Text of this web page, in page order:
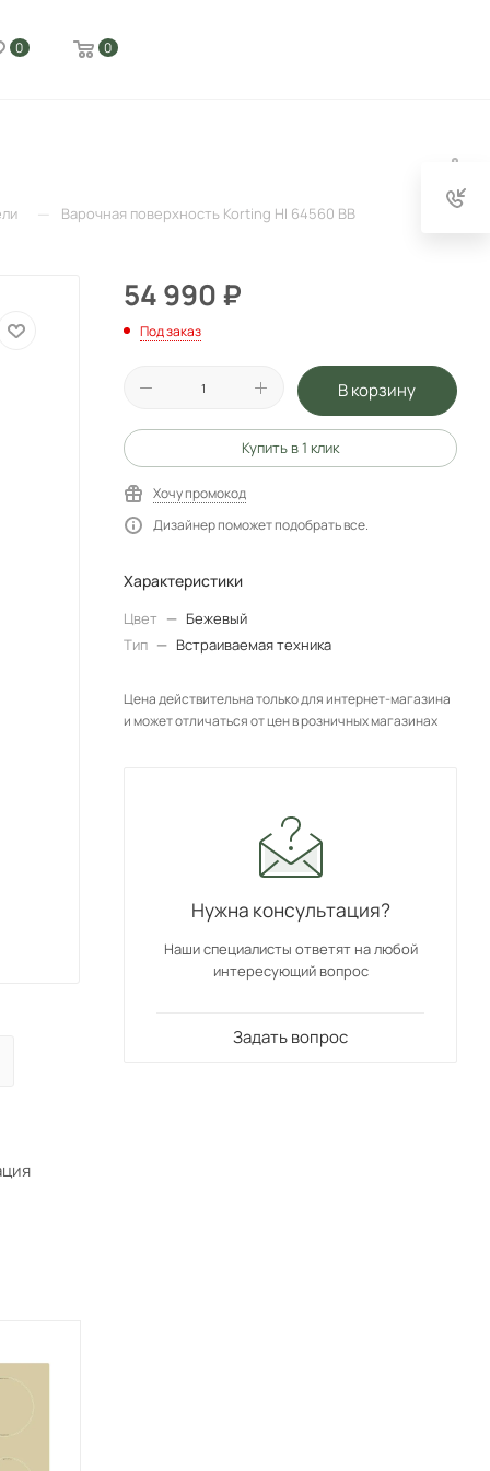
0 0
— Варочная поверхность Korting HI 64560 BB
54 990₽
Под заказ
В корзину
Купить в 1 клик
Хочу промокод
Дизайнер поможет подобрать все.
Характеристики
Цвет — Бежевый
Тип — Встраиваемая техника
Цена действительна только для интернет-магазина
и может отличаться от цен в розничных магазинах
Нужна консультация?
Наши специалисты ответят на любой
интересующий вопрос
Задать вопрос